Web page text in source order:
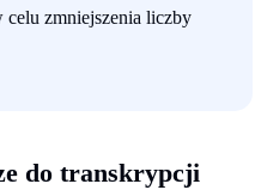
zmniejszenia liczby
do transkrypcji